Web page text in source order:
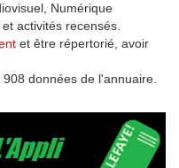
Numérique
activités recensés.
et être répertorié, avoir
données de l'annuaire.